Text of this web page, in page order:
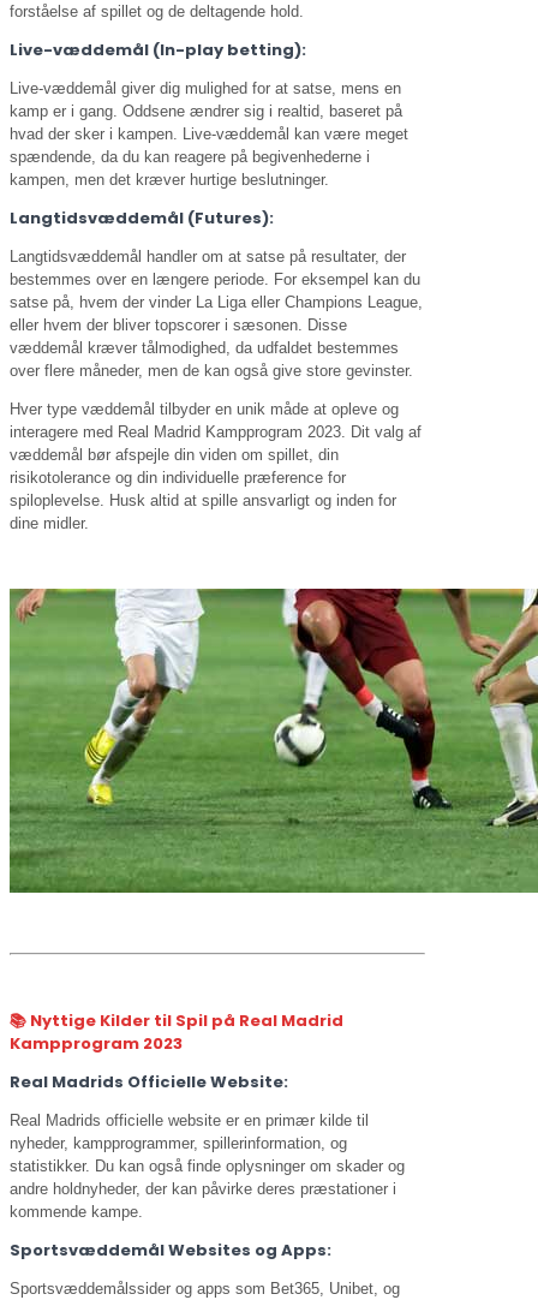
forståelse af spillet og de deltagende hold.
Live-væddemål (In-play betting):
Live-væddemål giver dig mulighed for at satse, mens en
kamp er i gang. Oddsene ændrer sig i realtid, baseret på
hvad der sker i kampen. Live-væddemål kan være meget
spændende, da du kan reagere på begivenhederne i
kampen, men det kræver hurtige beslutninger.
Langtidsvæddemål (Futures):
Langtidsvæddemål handler om at satse på resultater, der
bestemmes over en længere periode. For eksempel kan du
satse på, hvem der vinder La Liga eller Champions League,
eller hvem der bliver topscorer i sæsonen. Disse
væddemål kræver tålmodighed, da udfaldet bestemmes
over flere måneder, men de kan også give store gevinster.
Hver type væddemål tilbyder en unik måde at opleve og
interagere med Real Madrid Kampprogram 2023. Dit valg af
væddemål bør afspejle din viden om spillet, din
risikotolerance og din individuelle præference for
spiloplevelse. Husk altid at spille ansvarligt og inden for
dine midler.
📚 Nyttige Kilder til Spil på Real Madrid
Kampprogram 2023
Real Madrids Officielle Website:
Real Madrids officielle website er en primær kilde til
nyheder, kampprogrammer, spillerinformation, og
statistikker. Du kan også finde oplysninger om skader og
andre holdnyheder, der kan påvirke deres præstationer i
kommende kampe.
Sportsvæddemål Websites og Apps:
Sportsvæddemålssider og apps som Bet365, Unibet, og